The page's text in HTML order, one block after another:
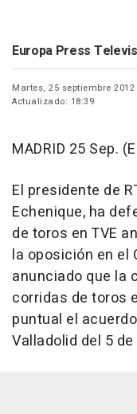
Europa Press
Martes, 25 septiembre 2012
Actualizado: 18:39
MADRID 25 Sep.
El presidente de
Echenique, ha
de toros en TVE
la oposición en el
anunciado que la
corridas de toros
puntual el
Valladolid del 5